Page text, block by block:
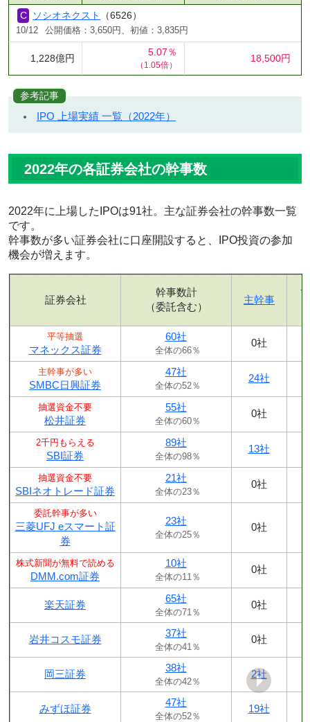
ソシオネクスト
（6526）
10/12 公開価格：3,650円、初値：3,835円
1,228億円
5.07％
（1.05倍）
18,500円
参考記事
IPO 上場実績 一覧（2022年）
2022年の各証券会社の幹事数
2022年に上場したIPOは91社。主な証券会社の幹事数一覧
です。
幹事数が多い証券会社に口座開設すると、IPO投資の参加
機会が増えます。
証券会社
幹事数計
（委託含む）
主幹事
平等抽選
マネックス証券
60社
全体の66％
0社
主幹事が多い
SMBC日興証券
47社
全体の52％
24社
抽選資金不要
松井証券
55社
全体の60％
0社
2千円もらえる
SBI証券
89社
全体の98％
13社
抽選資金不要
SBIネオトレード証券
21社
全体の23％
0社
委託幹事が多い
三菱UFJ eスマート証
券
23社
全体の25％
0社
株式新聞が無料で読める
DMM.com証券
10社
全体の11％
0社
楽天証券
65社
全体の71％
0社
岩井コスモ証券
37社
全体の41％
0社
岡三証券
38社
全体の42％
2社
みずほ証券
47社
全体の52％
19社